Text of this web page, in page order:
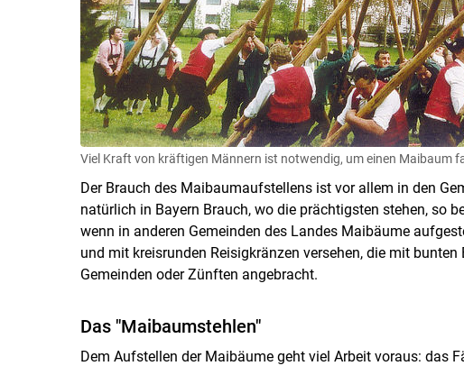
Viel Kraft von kräftigen Männern ist notwendig, um einen Maibaum
Der Brauch des Maibaumaufstellens ist vor allem in den
natürlich in Bayern Brauch, wo die prächtigsten stehen, so
wenn in anderen Gemeinden des Landes Maibäume
und mit kreisrunden Reisigkränzen versehen, die mit
Gemeinden oder Zünften angebracht.
Das "Maibaumstehlen"
Dem Aufstellen der Maibäume geht viel Arbeit voraus: das